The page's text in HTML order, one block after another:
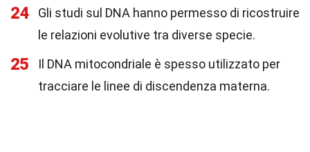
24
Gli studi sul DNA hanno permesso di ricostruire
le relazioni evolutive tra diverse specie.
25
Il DNA mitocondriale è spesso utilizzato per
tracciare le linee di discendenza materna.